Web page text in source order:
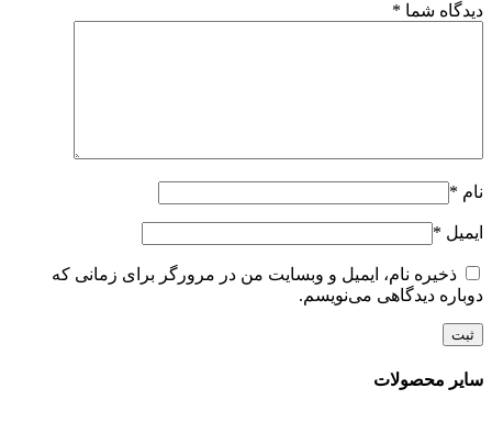
دیدگاه شما *
نام *
ایمیل *
ذخیره نام، ایمیل و وبسایت من در مرورگر برای زمانی که
دوباره دیدگاهی می‌نویسم.
سایر محصولات